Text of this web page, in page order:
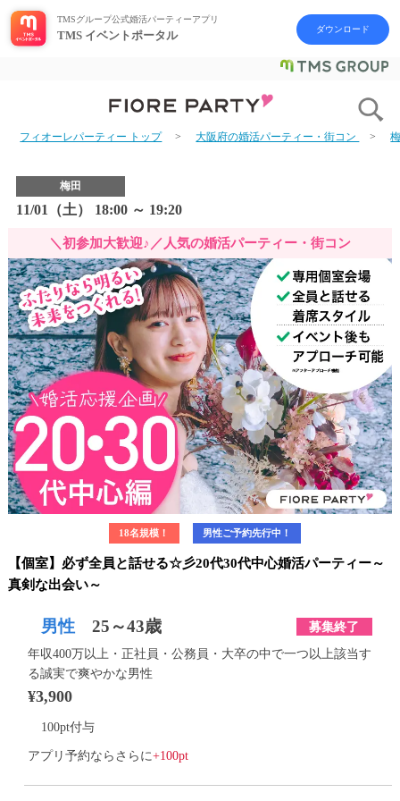
TMSグループ公式婚活パーティーアプリ
TMS イベントポータル ダウンロード
フィオーレパーティー トップ 大阪府の婚活パーティー・街コン
梅田
11/01（土） 18:00 ～ 19:20
＼初参加大歓迎♪／人気の婚活パーティー・街コン
18名規模！ 男性ご予約先行中！
【個室】必ず全員と話せる☆彡20代30代中心婚活パーティー～
真剣な出会い～
男性 25～43歳 募集終了
年収400万以上・正社員・公務員・大卒の中で一つ以上該当す
る誠実で爽やかな男性
¥3,900
100pt付与
アプリ予約ならさらに+100pt